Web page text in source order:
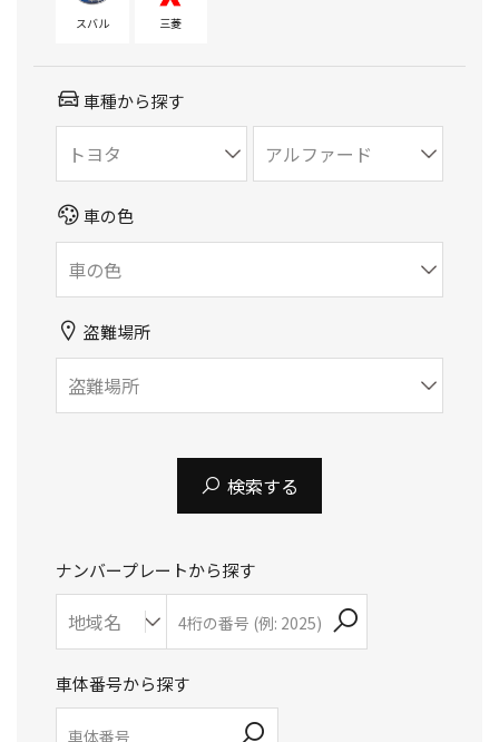
スバル 三菱
車種から探す
車の色
盗難場所
検索する
ナンバープレートから探す
車体番号から探す